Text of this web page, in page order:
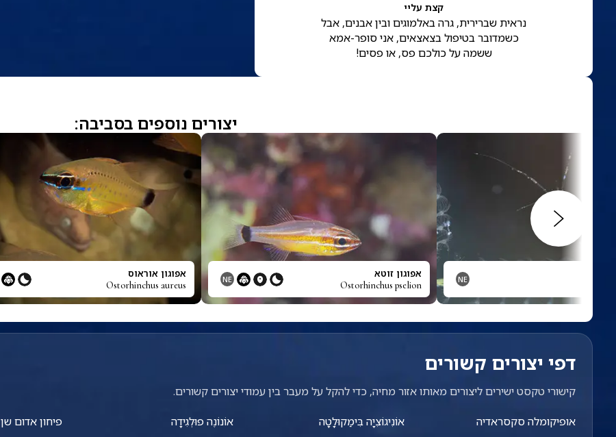
קצת עליי
נראית שברירית, גרה באלמוגים ובין אבנים, אבל
כשמדובר בטיפול בצאצאים, אני סופר-אמא
ששמה על כולכם פס, או פסים!
יצורים נוספים בסביבה:
NE אפוגון זוטא
Ostorhinchus pselion
NE אפוגון אוראוס
Ostorhinchus aureus
דפי יצורים קשורים
קישורי טקסט ישירים ליצורים מאותו אזור מחיה, כדי להקל על מעבר בין עמודי יצורים קשורים.
אופיקומלה סקסראדיה
אוֹנִיגוֹצִיָה בִּימַקוּלָטָה
אוֹנוֹנֶה פוּלְגִידָה
פיחון אדום שן